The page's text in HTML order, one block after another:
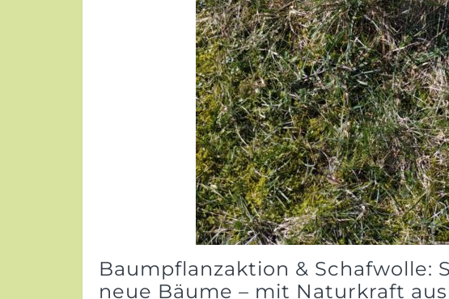
Baumpflanzaktion & Schafwolle:
neue Bäume – mit Naturkraft